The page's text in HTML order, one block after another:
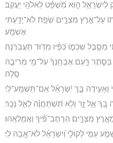
לְיִשְׂרָאֵ֣ל ה֑וּא מִ֝שְׁפָּ֗ט לֵאלֹהֵ֥י יַעֲקֹֽב׃
עַל־אֶ֣רֶץ מִצְרָ֑יִם שְׂפַ֖ת לֹא־יָדַ֣עְתִּי
אֶשְׁמָֽע׃
מִסֵּ֣בֶל שִׁכְמ֑וֹ כַּ֝פָּ֗יו מִדּ֥וּד תַּעֲבֹֽרְנָה׃
רַ֑עַם אֶבְחָֽנְךָ֨ עַל־מֵ֖י מְרִיבָ֣ה
סֶֽלָה׃
בָּ֑ךְ יִ֝שְׂרָאֵ֗ל אִם־תִּֽשְׁמַֽע־לִֽי׃
בְ֭ךָ אֵ֣ל זָ֑ר וְלֹ֥א תִ֝שְׁתַּחֲוֶ֗ה לְאֵ֣ל נֵכָֽר׃
מִצְרָ֑יִם הַרְחֶב־פִּ֝֗יךָ וַאֲמַלְאֵֽהוּ׃
עַמִּ֣י לְקוֹלִ֑י וְ֝יִשְׂרָאֵ֗ל לֹא־אָ֥בָה לִֽי׃